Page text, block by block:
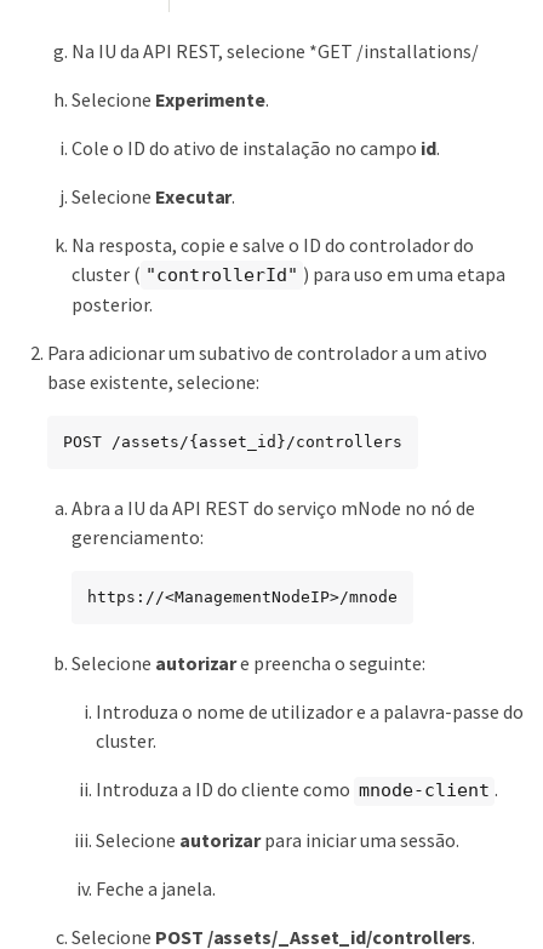
Na IU da API REST, selecione *GET /installations/
Selecione Experimente.
Cole o ID do ativo de instalação no campo id.
Selecione Executar.
Na resposta, copie e salve o ID do controlador do
cluster ( "controllerId" ) para uso em uma etapa
posterior.
Para adicionar um subativo de controlador a um ativo
base existente, selecione:
POST /assets/{asset_id}/controllers
Abra a IU da API REST do serviço mNode no nó de
gerenciamento:
https://<ManagementNodeIP>/mnode
Selecione autorizare preencha o seguinte:
Introduza o nome de utilizador e a palavra-passe do
cluster.
Introduza a ID do cliente como mnode-client .
Selecione autorizarpara iniciar uma sessão.
Feche a janela.
Selecione POST /assets/_Asset_id/controllers.